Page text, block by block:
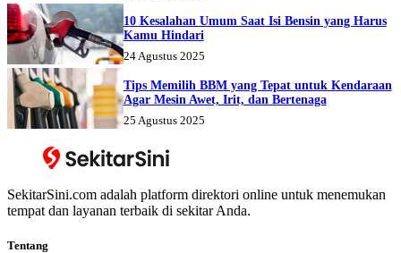
10 Kesalahan Umum Saat Isi Bensin yang Harus
Kamu Hindari
24 Agustus 2025
Tips Memilih BBM yang Tepat untuk Kendaraan
Agar Mesin Awet, Irit, dan Bertenaga
25 Agustus 2025
SekitarSini.com adalah platform direktori online untuk menemukan
tempat dan layanan terbaik di sekitar Anda.
Tentang